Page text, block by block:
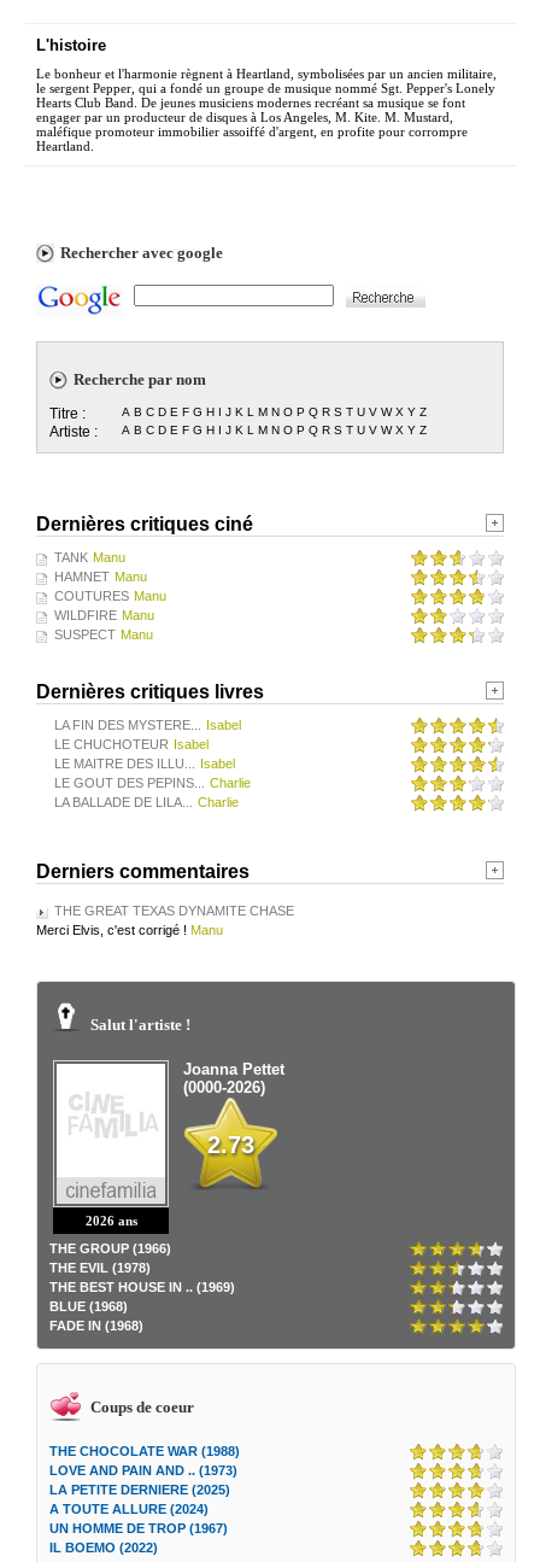
L'histoire
Le bonheur et l'harmonie règnent à Heartland, symbolisées par un ancien militaire,
le sergent Pepper, qui a fondé un groupe de musique nommé Sgt. Pepper's Lonely
Hearts Club Band. De jeunes musiciens modernes recréant sa musique se font
engager par un producteur de disques à Los Angeles, M. Kite. M. Mustard,
maléfique promoteur immobilier assoiffé d'argent, en profite pour corrompre
Heartland.
Rechercher avec google
Recherche par nom
Titre : A B C D E F G H I J K L M N O P Q R S T U V W X Y Z
Artiste : A B C D E F G H I J K L M N O P Q R S T U V W X Y Z
Dernières critiques ciné
TANK Manu
HAMNET Manu
COUTURES Manu
WILDFIRE Manu
SUSPECT Manu
Dernières critiques livres
LA FIN DES MYSTERE...
Isabel
LE CHUCHOTEUR Isabel
LE MAITRE DES ILLU...
Isabel
LE GOUT DES PEPINS...
Charlie
LA BALLADE DE LILA...
Charlie
Derniers commentaires
THE GREAT TEXAS DYNAMITE CHASE
Merci Elvis, c'est corrigé ! Manu
Salut l'artiste !
2026 ans
Joanna Pettet
(0000-2026)
2.73
THE GROUP (1966)
THE EVIL (1978)
THE BEST HOUSE IN .. (1969)
BLUE (1968)
FADE IN (1968)
Coups de coeur
THE CHOCOLATE WAR (1988)
LOVE AND PAIN AND .. (1973)
LA PETITE DERNIERE (2025)
A TOUTE ALLURE (2024)
UN HOMME DE TROP (1967)
IL BOEMO (2022)